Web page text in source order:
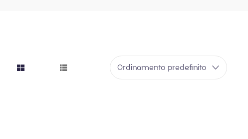
list button Ordinamento predefinito